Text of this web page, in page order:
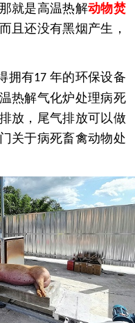
就是高温热解动物焚
且还没有黑烟产生，
拥有17 年的环保设备
热解气化炉处理病死
放，尾气排放可以做
关于病死畜禽动物处